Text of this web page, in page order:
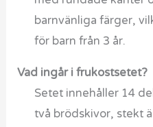
barnvänliga färger,
för barn från 3 år.
Vad ingår i frukostsetet?
Setet innehåller 14
två brödskivor, stekt